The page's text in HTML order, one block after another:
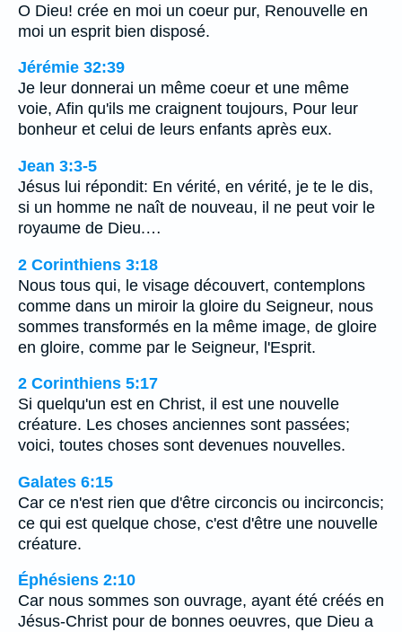
O Dieu! crée en moi un coeur pur, Renouvelle en
moi un esprit bien disposé.
Jérémie 32:39
Je leur donnerai un même coeur et une même
voie, Afin qu'ils me craignent toujours, Pour leur
bonheur et celui de leurs enfants après eux.
Jean 3:3-5
Jésus lui répondit: En vérité, en vérité, je te le dis,
si un homme ne naît de nouveau, il ne peut voir le
royaume de Dieu.…
2 Corinthiens 3:18
Nous tous qui, le visage découvert, contemplons
comme dans un miroir la gloire du Seigneur, nous
sommes transformés en la même image, de gloire
en gloire, comme par le Seigneur, l'Esprit.
2 Corinthiens 5:17
Si quelqu'un est en Christ, il est une nouvelle
créature. Les choses anciennes sont passées;
voici, toutes choses sont devenues nouvelles.
Galates 6:15
Car ce n'est rien que d'être circoncis ou incirconcis;
ce qui est quelque chose, c'est d'être une nouvelle
créature.
Éphésiens 2:10
Car nous sommes son ouvrage, ayant été créés en
Jésus-Christ pour de bonnes oeuvres, que Dieu a